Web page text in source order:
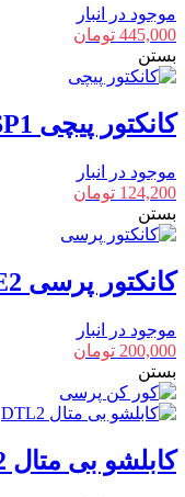
موجود در انبار
445,000 تومان
بستن
کانکتور پیچی SP1
موجود در انبار
124,200 تومان
بستن
کانکتور پرسی CE2
موجود در انبار
200,000 تومان
بستن
کابلشو بی متال DTL2 سایز 70 با سوراخ 12